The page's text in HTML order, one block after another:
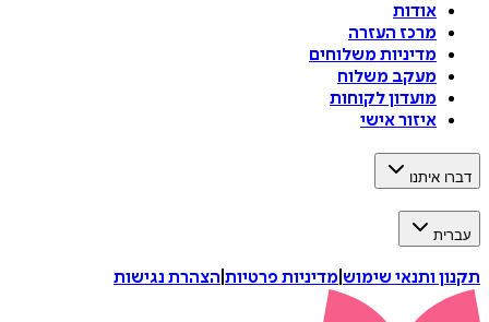
אודות
מרכז העזרה
מדיניות משלוחים
מעקב משלוח
מועדון לקוחות
איזור אישי
דברו איתנו
עברית
תקנון ותנאי שימוש מדיניות פרטיות הצהרת נגישות